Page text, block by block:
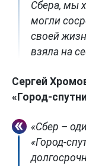
Сбера, мы
могли
своей
взяла на
Сергей
«Город-
«Сбер –
«Город-